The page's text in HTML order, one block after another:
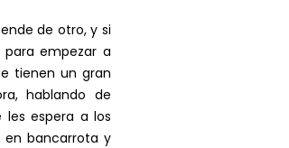
de otro, y si
empezar a
tienen un gran
hablando de
les espera a los
en bancarrota y